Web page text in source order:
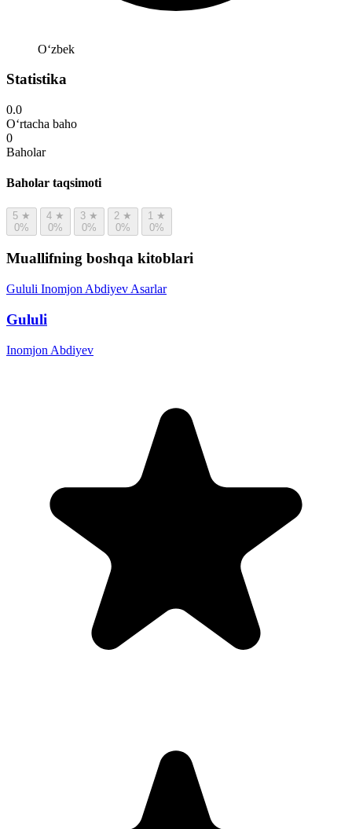
Oʻzbek
Statistika
0.0
O‘rtacha baho
0
Baholar
Baholar taqsimoti
5 ★
0%
4 ★
0%
3 ★
0%
2 ★
0%
1 ★
0%
Muallifning boshqa kitoblari
Gululi Inomjon Abdiyev Asarlar
Gululi
Inomjon Abdiyev